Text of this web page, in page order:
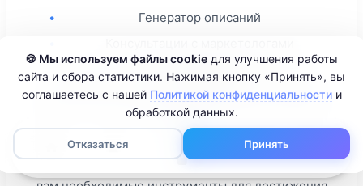
•
Генератор описаний
С помощью сервисаSMM PIRATвы можете
быстро и легко увеличить активность на вашей
странице.
Мы осознаем важность успешного присутствия в
SMMPIRATпредоставляет
🍪 Мы используем файлы cookie для улучшения работы
сайта и сбора статистики. Нажимая кнопку «Принять», вы
соглашаетесь с нашей Политикой конфиденциальностии
обработкой данных.
Отказаться Принять